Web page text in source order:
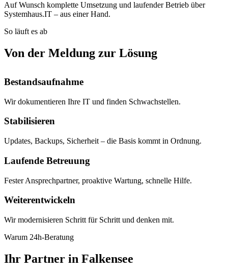
Auf Wunsch komplette Umsetzung und laufender Betrieb über
Systemhaus.IT – aus einer Hand.
So läuft es ab
Von der Meldung zur Lösung
Bestandsaufnahme
Wir dokumentieren Ihre IT und finden Schwachstellen.
Stabilisieren
Updates, Backups, Sicherheit – die Basis kommt in Ordnung.
Laufende Betreuung
Fester Ansprechpartner, proaktive Wartung, schnelle Hilfe.
Weiterentwickeln
Wir modernisieren Schritt für Schritt und denken mit.
Warum 24h-Beratung
Ihr Partner in Falkensee